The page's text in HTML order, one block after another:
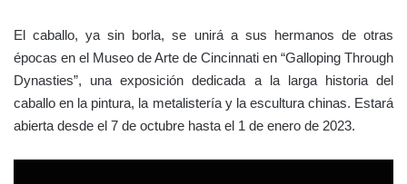
El caballo, ya sin borla, se unirá a sus hermanos de otras
épocas en el Museo de Arte de Cincinnati en “Galloping Through
Dynasties”, una exposición dedicada a la larga historia del
caballo en la pintura, la metalistería y la escultura chinas. Estará
abierta desde el 7 de octubre hasta el 1 de enero de 2023.